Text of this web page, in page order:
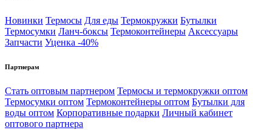
Новинки Термосы Для еды Термокружки Бутылки
Термосумки Ланч-боксы Термоконтейнеры Аксессуары
Запчасти Уценка -40%
Партнерам
Стать оптовым партнером Термосы и термокружки оптом
Термосумки оптом Термоконтейнеры оптом Бутылки для
воды оптом Корпоративные подарки Личный кабинет
оптового партнера